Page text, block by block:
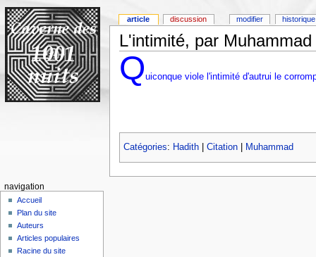
L'intimité, par Muhammad
Quiconque viole l'intimité d'autrui le
Catégories: Hadith| Citation| Muhammad
article discussion modifier historique
navigation
Accueil
Plan du site
Auteurs
Articles populaires
Racine du site